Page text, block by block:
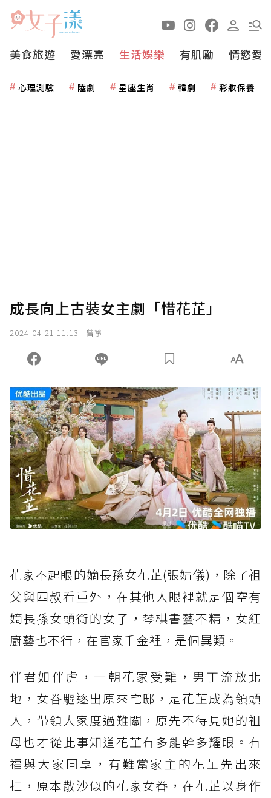
美食旅遊 愛漂亮 生活娛樂 有肌勵 情慾愛
心理測驗 陸劇 星座生肖 韓劇 彩妝保養
成長向上古裝女主劇「惜花芷」
2024-04-21 11:13 曾箏
花家不起眼的嫡長孫女花芷(張婧儀)，除了祖
父與四叔看重外，在其他人眼裡就是個空有
嫡長孫女頭銜的女子，琴棋書藝不精，女紅
廚藝也不行，在官家千金裡，是個異類。
伴君如伴虎，一朝花家受難，男丁流放北
地，女眷驅逐出原來宅邸，是花芷成為領頭
人，帶領大家度過難關，原先不待見她的祖
母也才從此事知道花芷有多能幹多耀眼。有
福與大家同享，有難當家主的花芷先出來
扛，原本散沙似的花家女眷，在花芷以身作